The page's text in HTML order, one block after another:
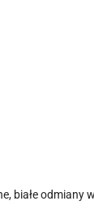
białe odmiany